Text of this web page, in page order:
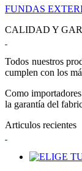
FUNDAS
CALIDAD Y
Todos nuestros
cumplen con los
Como
la garantía del
Articulos recientes